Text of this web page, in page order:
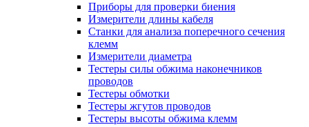
Приборы для проверки биения
Измерители длины кабеля
Станки для анализа поперечного сечения
клемм
Измерители диаметра
Тестеры силы обжима наконечников
проводов
Тестеры обмотки
Тестеры жгутов проводов
Тестеры высоты обжима клемм